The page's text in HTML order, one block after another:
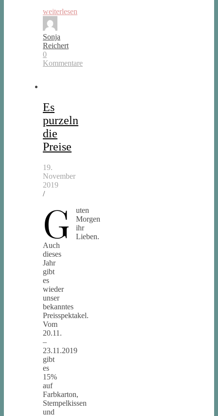
weiterlesen
Sonja
Reichert
0
Kommentare
Es
purzeln
die
Preise
19.
November
2019
/
G
uten
Morgen
ihr
Lieben.
Auch
dieses
Jahr
gibt
es
wieder
unser
bekanntes
Preisspektakel.
Vom
20.11.
–
23.11.2019
gibt
es
15%
auf
Farbkarton,
Stempelkissen
und